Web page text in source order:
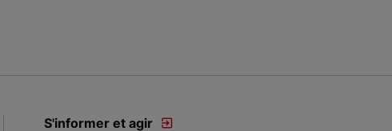
S'informer et agir